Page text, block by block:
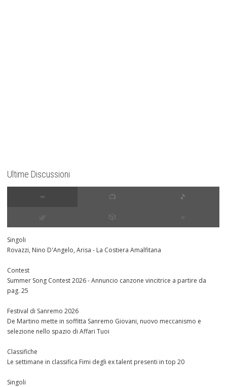
Ultime Discussioni
∞ 📺 🎵
🌿 🎲 ⭐️
Singoli
Rovazzi, Nino D'Angelo, Arisa - La Costiera Amalfitana
Contest
Summer Song Contest 2026 - Annuncio canzone vincitrice a partire da
pag. 25
Festival di Sanremo 2026
De Martino mette in soffitta Sanremo Giovani, nuovo meccanismo e
selezione nello spazio di Affari Tuoi
Classifiche
Le settimane in classifica Fimi degli ex talent presenti in top 20
Singoli